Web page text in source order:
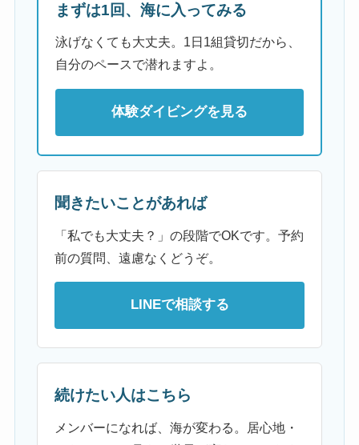
まずは1回、海に入ってみる
泳げなくても大丈夫。1日1組貸切だから、
自分のペースで潜れますよ。
体験ダイビングを見る
聞きたいことがあれば
「私でも大丈夫？」の段階でOKです。予約
前の質問、遠慮なくどうぞ。
LINEで相談する
続けたい人はこちら
メンバーになれば、海が変わる。居心地・